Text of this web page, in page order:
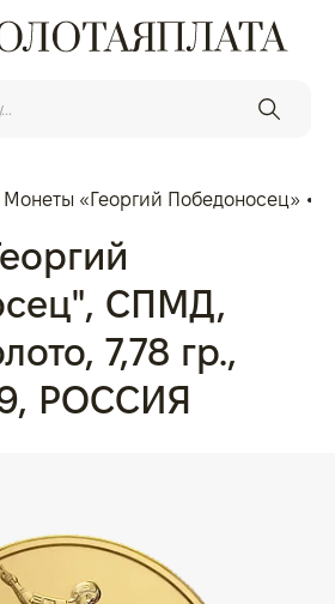
Монеты «Георгий Победоносец»
СПМД,
7,78 гр.,
РОССИЯ